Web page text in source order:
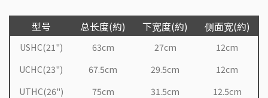
型号 总长度(約) 下宽度(約) 侧面宽(約)
USHC(21") 63cm 27cm
12cm
UCHC(23")
67.5cm 29.5cm
12cm
UTHC(26")
75cm 31.5cm 12.5cm